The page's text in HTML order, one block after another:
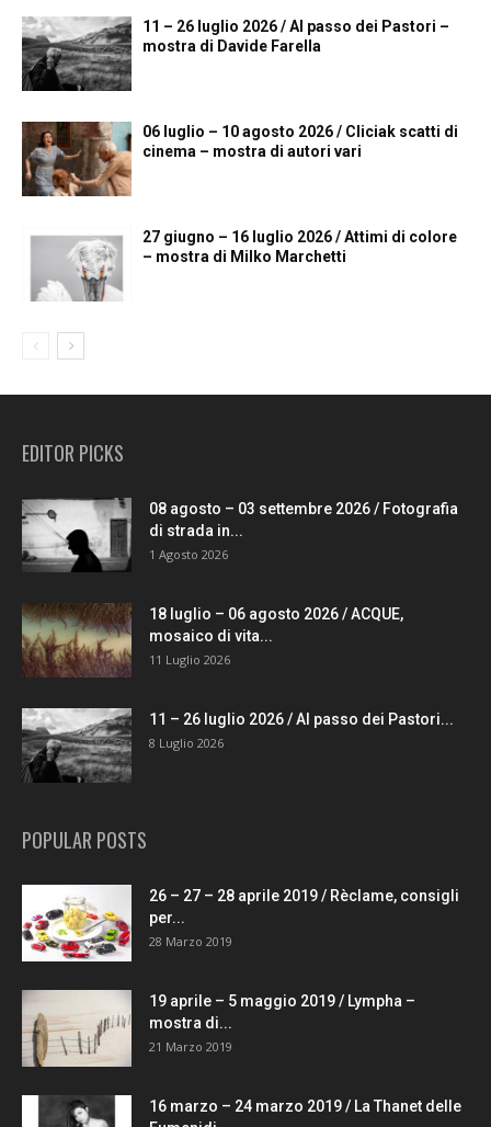
11 – 26 luglio 2026 / Al passo dei Pastori –
mostra di Davide Farella
06 luglio – 10 agosto 2026 / Cliciak scatti di
cinema – mostra di autori vari
27 giugno – 16 luglio 2026 / Attimi di colore
– mostra di Milko Marchetti
EDITOR PICKS
08 agosto – 03 settembre 2026 / Fotografia
di strada in...
1 Agosto 2026
18 luglio – 06 agosto 2026 / ACQUE,
mosaico di vita...
11 Luglio 2026
11 – 26 luglio 2026 / Al passo dei Pastori...
8 Luglio 2026
POPULAR POSTS
26 – 27 – 28 aprile 2019 / Rèclame, consigli
per...
28 Marzo 2019
19 aprile – 5 maggio 2019 / Lympha –
mostra di...
21 Marzo 2019
16 marzo – 24 marzo 2019 / La Thanet delle